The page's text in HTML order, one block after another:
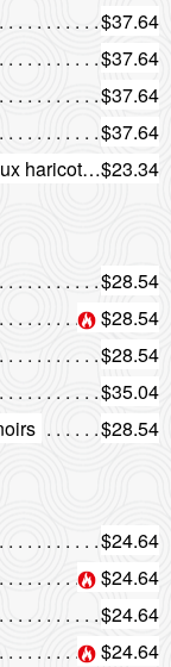
$37.64
$37.64
$37.64
$37.64
Sauté de palourdes fraîches à la sauce aux haricots noirs$23.34
$28.54
$28.54
$28.54
$35.04
$28.54
$24.64
$24.64
$24.64
$24.64